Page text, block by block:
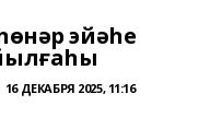
эйәһе
16 ДЕКАБРЯ 2025, 11:16